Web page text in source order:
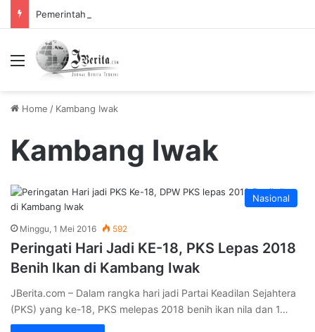
Menu
Home / Kambang Iwak
Kambang Iwak
Nasional
Minggu, 1 Mei 2016 592
Peringati Hari Jadi KE-18, PKS Lepas 2018
Benih Ikan di Kambang Iwak
JBerita.com – Dalam rangka hari jadi Partai Keadilan Sejahtera
(PKS) yang ke-18, PKS melepas 2018 benih ikan nila dan 1…